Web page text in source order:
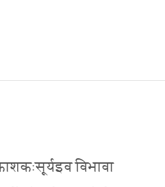
विभावा